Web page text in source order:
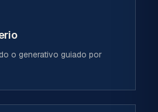
o generativo guiado por